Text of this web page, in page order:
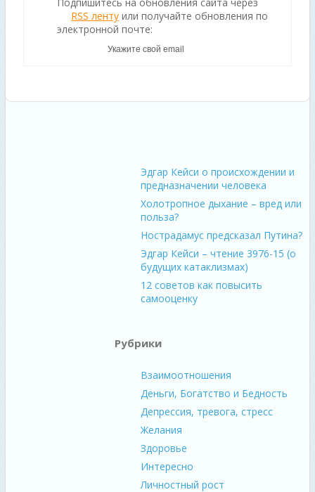
RSS ленту или получайте обновления по
электронной почте:
Эдгар Кейси о происхождении и
предназначении человека
Холотропное дыхание – вред или
польза?
Нострадамус предсказал Путина?
Эдгар Кейси – чтение 3976-15 (о
будущих катаклизмах)
12 советов как повысить
самооценку
Рубрики
Взаимоотношения
Деньги, Богатство и Бедность
Депрессия, тревога, стресс
Желания
Здоровье
Интересно
Личностный рост